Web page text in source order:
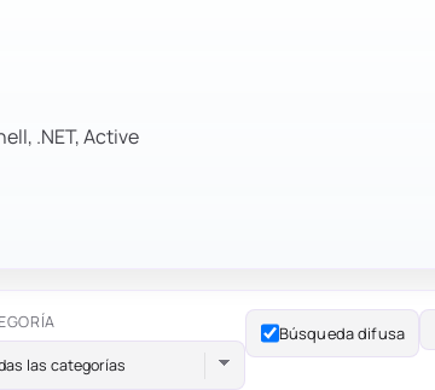
.NET, Active
las categorías
Búsqueda difusa